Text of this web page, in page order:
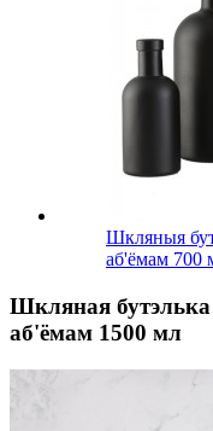
Шкляныя
аб'ёмам 700
Шкляная
аб'ёмам 1500 мл